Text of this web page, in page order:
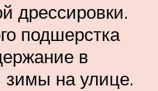
дрессировки.
подшерстка
в
зимы на улице.